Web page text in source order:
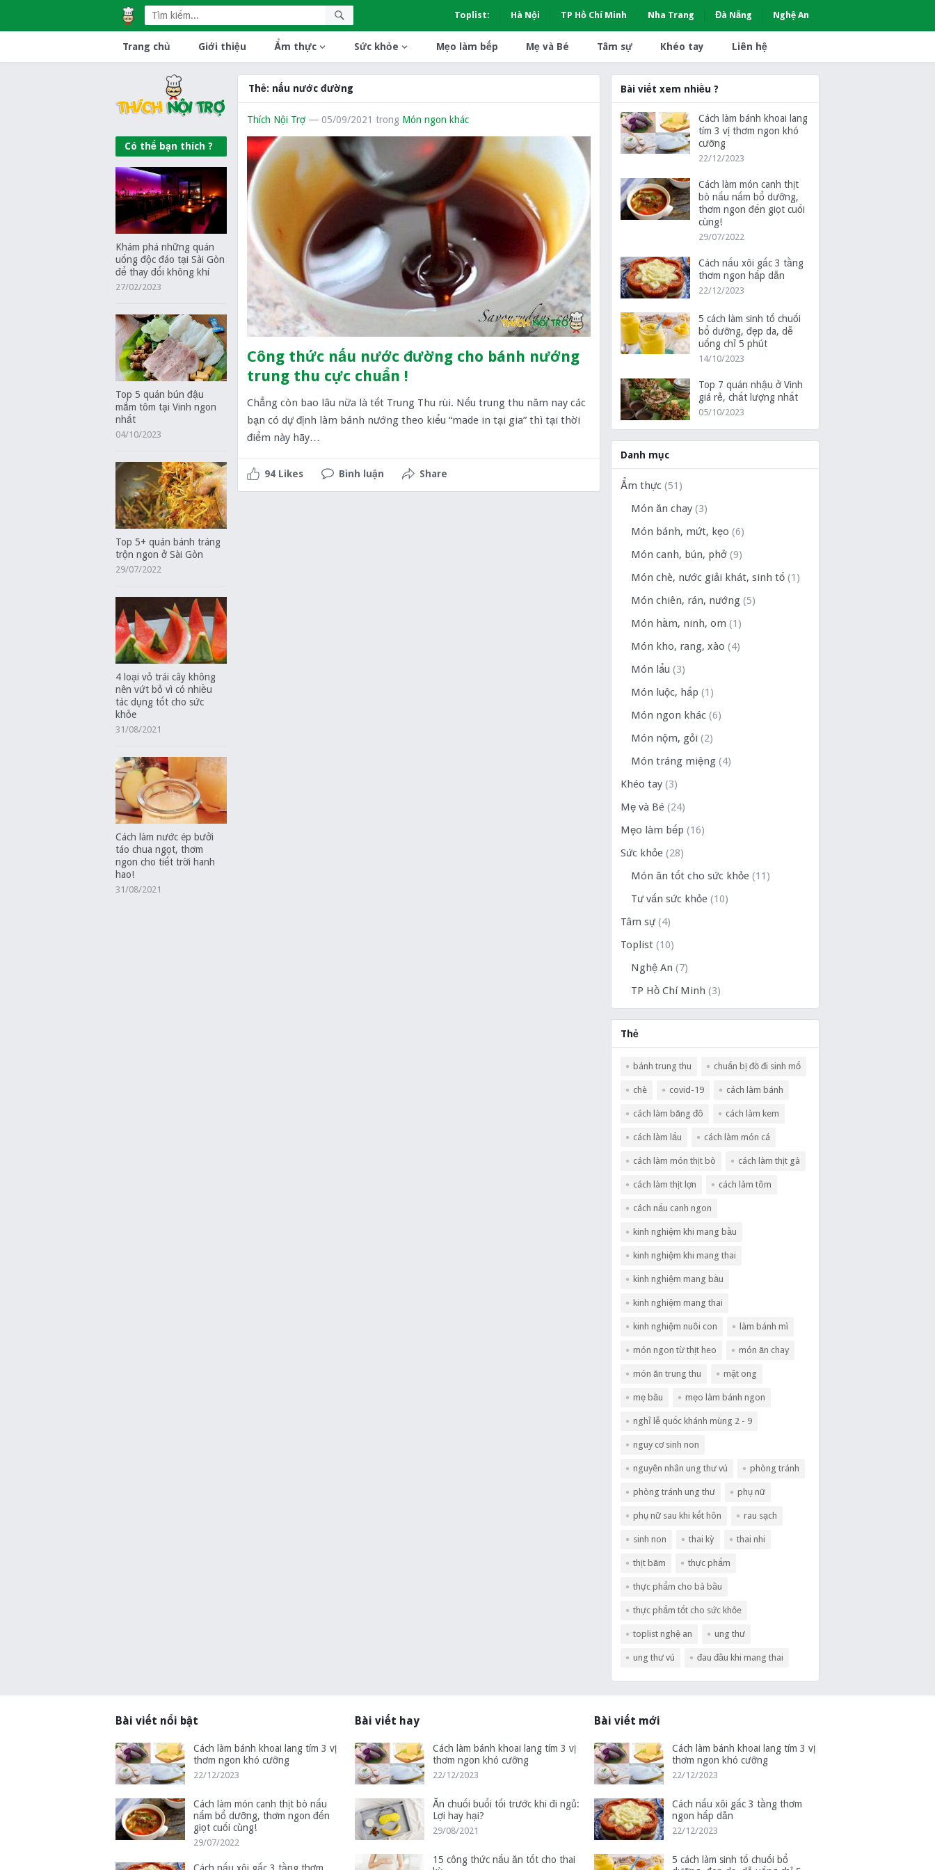
Toplist: Hà Nội TP Hồ Chí Minh Nha Trang Đà Nẵng Nghệ An
Trang chủ Giới thiệu Ẩm thực Sức khỏe Mẹo làm bếp Mẹ và Bé Tâm sự Khéo tay Liên hệ
Có thể bạn thích ?
Khám phá những quán
uống độc đáo tại Sài Gòn
để thay đổi không khí
27/02/2023
Top 5 quán bún đậu
mắm tôm tại Vinh ngon
nhất
04/10/2023
Top 5+ quán bánh tráng
trộn ngon ở Sài Gòn
29/07/2022
4 loại vỏ trái cây không
nên vứt bỏ vì có nhiều
tác dụng tốt cho sức
khỏe
31/08/2021
Cách làm nước ép bưởi
táo chua ngọt, thơm
ngon cho tiết trời hanh
hao!
31/08/2021
Thẻ: nấu nước đường
Thích Nội Trợ — 05/09/2021 trong Món ngon khác
Công thức nấu nước đường cho bánh nướng
trung thu cực chuẩn !
Chẳng còn bao lâu nữa là tết Trung Thu rùi. Nếu trung thu năm nay các
bạn có dự định làm bánh nướng theo kiểu “made in tại gia” thì tại thời
điểm này hãy…
94 Likes Bình luận Share
Bài viết xem nhiều ?
Cách làm bánh khoai lang
tím 3 vị thơm ngon khó
cưỡng
22/12/2023
Cách làm món canh thịt
bò nấu nấm bổ dưỡng,
thơm ngon đến giọt cuối
cùng!
29/07/2022
Cách nấu xôi gấc 3 tầng
thơm ngon hấp dẫn
22/12/2023
5 cách làm sinh tố chuối
bổ dưỡng, đẹp da, dễ
uống chỉ 5 phút
14/10/2023
Top 7 quán nhậu ở Vinh
giá rẻ, chất lượng nhất
05/10/2023
Danh mục
Ẩm thực (51)
Món ăn chay (3)
Món bánh, mứt, kẹo (6)
Món canh, bún, phở (9)
Món chè, nước giải khát, sinh tố (1)
Món chiên, rán, nướng (5)
Món hầm, ninh, om (1)
Món kho, rang, xào (4)
Món lẩu (3)
Món luộc, hấp (1)
Món ngon khác (6)
Món nộm, gỏi (2)
Món tráng miệng (4)
Khéo tay (3)
Mẹ và Bé (24)
Mẹo làm bếp (16)
Sức khỏe (28)
Món ăn tốt cho sức khỏe (11)
Tư vấn sức khỏe (10)
Tâm sự (4)
Toplist (10)
Nghệ An (7)
TP Hồ Chí Minh (3)
Thẻ
bánh trung thu chuẩn bị đồ đi sinh mổ
chè covid-19 cách làm bánh
cách làm băng đô cách làm kem
cách làm lẩu cách làm món cá
cách làm món thịt bò cách làm thịt gà
cách làm thịt lợn cách làm tôm
cách nấu canh ngon
kinh nghiệm khi mang bầu
kinh nghiệm khi mang thai
kinh nghiệm mang bầu
kinh nghiệm mang thai
kinh nghiệm nuôi con làm bánh mì
món ngon từ thịt heo món ăn chay
món ăn trung thu mật ong
mẹ bầu mẹo làm bánh ngon
nghỉ lễ quốc khánh mùng 2 - 9
nguy cơ sinh non
nguyên nhân ung thư vú phòng tránh
phòng tránh ung thư phụ nữ
phụ nữ sau khi kết hôn rau sạch
sinh non thai kỳ thai nhi
thịt băm thực phẩm
thực phẩm cho bà bầu
thực phẩm tốt cho sức khỏe
toplist nghệ an ung thư
ung thư vú đau đầu khi mang thai
Bài viết nổi bật
Cách làm bánh khoai lang tím 3 vị
thơm ngon khó cưỡng
22/12/2023
Cách làm món canh thịt bò nấu
nấm bổ dưỡng, thơm ngon đến
giọt cuối cùng!
29/07/2022
Bài viết hay
Cách làm bánh khoai lang tím 3 vị
thơm ngon khó cưỡng
22/12/2023
Ăn chuối buổi tối trước khi đi ngủ:
Lợi hay hại?
29/08/2021
15 công thức nấu ăn tốt cho thai
Bài viết mới
Cách làm bánh khoai lang tím 3 vị
thơm ngon khó cưỡng
22/12/2023
Cách nấu xôi gấc 3 tầng thơm
ngon hấp dẫn
22/12/2023
5 cách làm sinh tố chuối bổ